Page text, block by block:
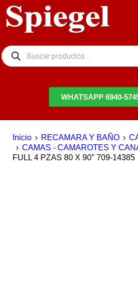
WHATSAPP 6940-
Inicio › RECAMARA Y BAÑO ›
› CAMAS - CAMAROTES Y
FULL 4 PZAS 80 X 90″ 709-14385